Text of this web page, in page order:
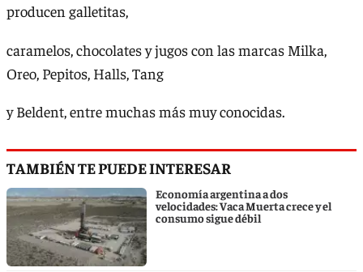
producen galletitas,
caramelos, chocolates y jugos con las marcas Milka,
Oreo, Pepitos, Halls, Tang
y Beldent, entre muchas más muy conocidas.
TAMBIÉN TE PUEDE INTERESAR
Economía argentina a dos
velocidades: Vaca Muerta crece y el
consumo sigue débil